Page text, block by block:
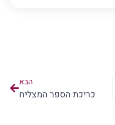
הבא
כריכת הספר המצליח